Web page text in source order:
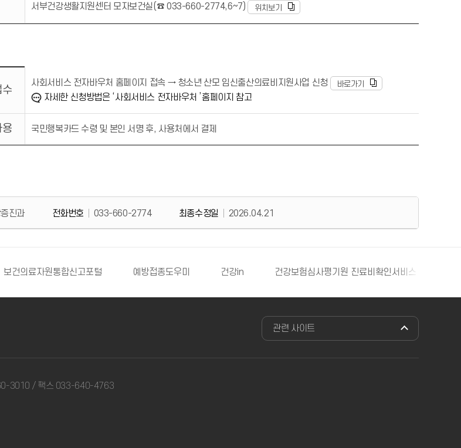
서부건강생활지원센터 모자보건실(☎ 033-660-2774,6~7) 위치보기
수
사회서비스 전자바우처 홈페이지 접속 → 청소년 산모 임신출산의료비지원사업 신청 바로가기
자세한 신청방법은 ‘사회서비스 전자바우처 ’홈페이지 참고
용 국민행복카드 수령 및 본인 서명 후, 사용처에서 결제
진과 전화번호 033-660-2774 최종수정일 2026.04.21
보건의료자원통합신고포털 예방접종도우미 건강in 건강보험심사평기원 진료비확인서비스
관련 사이트
3010 / 팩스 033-640-4763